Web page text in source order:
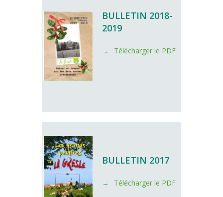
BULLETIN 2018-
2019
Télécharger le PDF
BULLETIN 2017
Télécharger le PDF